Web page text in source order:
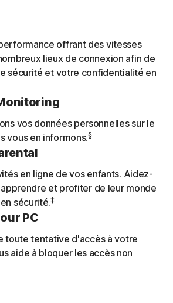
offrant des vitesses
lieux de connexion afin de
sécurité et votre confidentialité en
vos données personnelles sur le
vous en informons.§
en ligne de vos enfants. Aidez-
et profiter de leur monde
sécurité.‡
PC
toute tentative d'accès à votre
aide à bloquer les accès non